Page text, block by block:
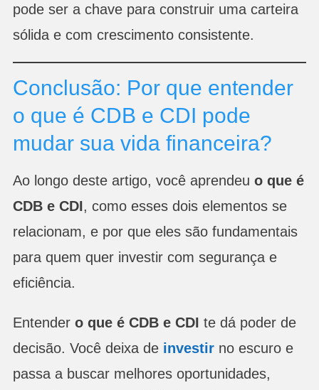
pode ser a chave para construir uma carteira
sólida e com crescimento consistente.
Conclusão: Por que entender
o que é CDB e CDI pode
mudar sua vida financeira?
Ao longo deste artigo, você aprendeu o que é
CDB e CDI, como esses dois elementos se
relacionam, e por que eles são fundamentais
para quem quer investir com segurança e
eficiência.
Entender o que é CDB e CDI te dá poder de
decisão. Você deixa de investirno escuro e
passa a buscar melhores oportunidades,